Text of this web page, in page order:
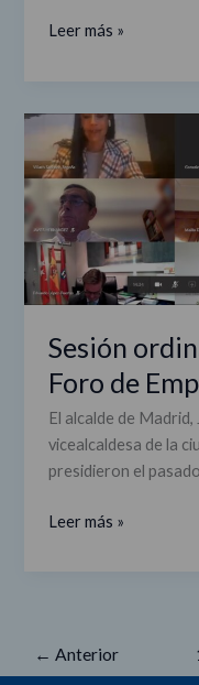
Leer más »
Sesión
Foro de
El alcalde de
vicealcaldesa de la
presidieron el
Sesión
ordinaria
del
Pleno
del
Foro
de
Empresas
por
Madrid
Leer más »
← Anterior